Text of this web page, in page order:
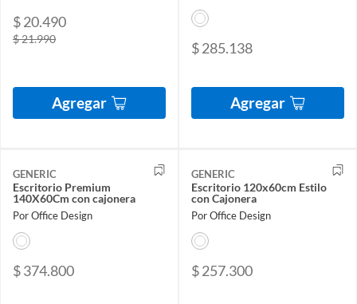
$ 20.490
$ 21.990
Agregar
$ 285.138
Agregar
GENERIC
Escritorio Premium
140X60Cm con cajonera
Por Office Design
$ 374.800
GENERIC
Escritorio 120x60cm Estilo
con Cajonera
Por Office Design
$ 257.300